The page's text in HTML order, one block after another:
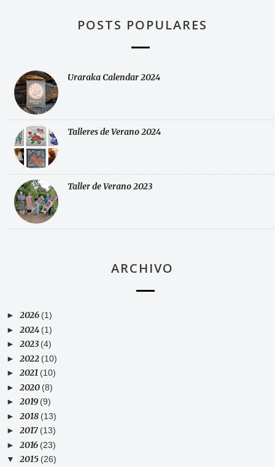
POSTS POPULARES
Uraraka Calendar 2024
Talleres de Verano 2024
Taller de Verano 2023
ARCHIVO
► 2026 (1)
► 2024 (1)
► 2023 (4)
► 2022 (10)
► 2021 (10)
► 2020 (8)
► 2019 (9)
► 2018 (13)
► 2017 (13)
► 2016 (23)
▼ 2015 (26)